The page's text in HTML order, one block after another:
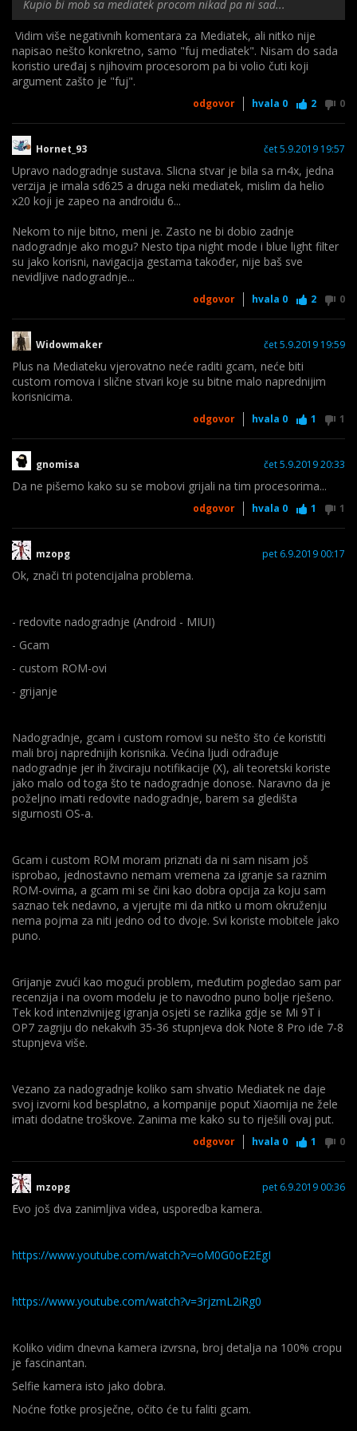
Test brzine, prema kojemu je osjetno brži od K20 / Mi 9T
modela sa SD 730.
U nekim radnjama je čak 3x brži. GPU ozbiljno brži.
https://www.youtube.com/watch?v=Sn5ZulR2iyY
Boja me odmah podsjetila na ovo:
Kupio bi mob sa mediatek procom nikad pa ni sad...
Vidim više negativnih komentara za Mediatek, ali nitko nije
napisao nešto konkretno, samo "fuj mediatek". Nisam do sada
koristio uređaj s njihovim procesorom pa bi volio čuti koji
argument zašto je "fuj".
odgovor hvala 0 2 0
Hornet_93 čet 5.9.2019 19:57
Upravo nadogradnje sustava. Slicna stvar je bila sa rn4x, jedna
verzija je imala sd625 a druga neki mediatek, mislim da helio
x20 koji je zapeo na androidu 6...
Nekom to nije bitno, meni je. Zasto ne bi dobio zadnje
nadogradnje ako mogu? Nesto tipa night mode i blue light filter
su jako korisni, navigacija gestama također, nije baš sve
nevidljive nadogradnje...
odgovor hvala 0 2 0
Widowmaker čet 5.9.2019 19:59
Plus na Mediateku vjerovatno neće raditi gcam, neće biti
custom romova i slične stvari koje su bitne malo naprednijim
korisnicima.
odgovor hvala 0 1 1
gnomisa čet 5.9.2019 20:33
Da ne pišemo kako su se mobovi grijali na tim procesorima...
odgovor hvala 0 1 1
mzopg pet 6.9.2019 00:17
Ok, znači tri potencijalna problema.
- redovite nadogradnje (Android - MIUI)
- Gcam
- custom ROM-ovi
- grijanje
Nadogradnje, gcam i custom romovi su nešto što će koristiti
mali broj naprednijih korisnika. Većina ljudi odrađuje
nadogradnje jer ih živciraju notifikacije (X), ali teoretski koriste
jako malo od toga što te nadogradnje donose. Naravno da je
poželjno imati redovite nadogradnje, barem sa gledišta
sigurnosti OS-a.
Gcam i custom ROM moram priznati da ni sam nisam još
isprobao, jednostavno nemam vremena za igranje sa raznim
ROM-ovima, a gcam mi se čini kao dobra opcija za koju sam
saznao tek nedavno, a vjerujte mi da nitko u mom okruženju
nema pojma za niti jedno od to dvoje. Svi koriste mobitele jako
puno.
Grijanje zvući kao mogući problem, međutim pogledao sam par
recenzija i na ovom modelu je to navodno puno bolje rješeno.
Tek kod intenzivnijeg igranja osjeti se razlika gdje se Mi 9T i
OP7 zagriju do nekakvih 35-36 stupnjeva dok Note 8 Pro ide 7-8
stupnjeva više.
Vezano za nadogradnje koliko sam shvatio Mediatek ne daje
svoj izvorni kod besplatno, a kompanije poput Xiaomija ne žele
imati dodatne troškove. Zanima me kako su to riješili ovaj put.
odgovor hvala 0 1 0
mzopg pet 6.9.2019 00:36
Evo još dva zanimljiva videa, usporedba kamera.
https://www.youtube.com/watch?v=oM0G0oE2EgI
https://www.youtube.com/watch?v=3rjzmL2iRg0
Koliko vidim dnevna kamera izvrsna, broj detalja na 100% cropu
je fascinantan.
Selfie kamera isto jako dobra.
Noćne fotke prosječne, očito će tu faliti gcam.